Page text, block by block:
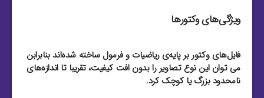
ویژگی‌های وکتورها
فایل‌های وکتور بر پایه‌ی ریاضیات و فرمول ساخته شده‌اند بنابرابن
می توان این نوع تصاویر را بدون افت کیفیت، تقریبا تا اندازه‌های
نامحدود بزرگ یا کوچک کرد.